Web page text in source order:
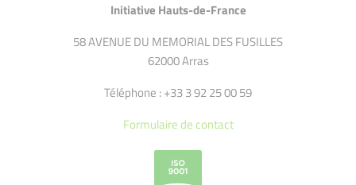
Initiative Hauts-de-France
58 AVENUE DU MEMORIAL DES FUSILLES
62000 Arras
Téléphone : +33 3 92 25 00 59
Formulaire de contact